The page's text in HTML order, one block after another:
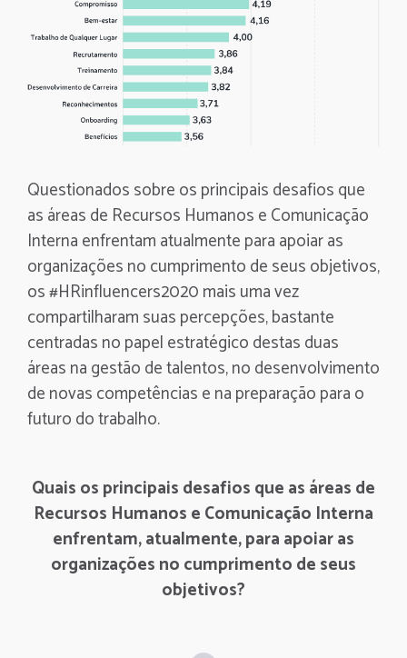
Questionados sobre os principais desafios que
as áreas de Recursos Humanos e Comunicação
Interna enfrentam atualmente para apoiar as
organizações no cumprimento de seus objetivos,
os #HRinfluencers2020 mais uma vez
compartilharam suas percepções, bastante
centradas no papel estratégico destas duas
áreas na gestão de talentos, no desenvolvimento
de novas competências e na preparação para o
futuro do trabalho.
Quais os principais desafios que as áreas de
Recursos Humanos e Comunicação Interna
enfrentam, atualmente, para apoiar as
organizações no cumprimento de seus
objetivos?